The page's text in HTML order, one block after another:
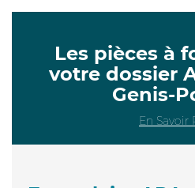
Les pièces à
votre dossier
Genis-
En Savoir